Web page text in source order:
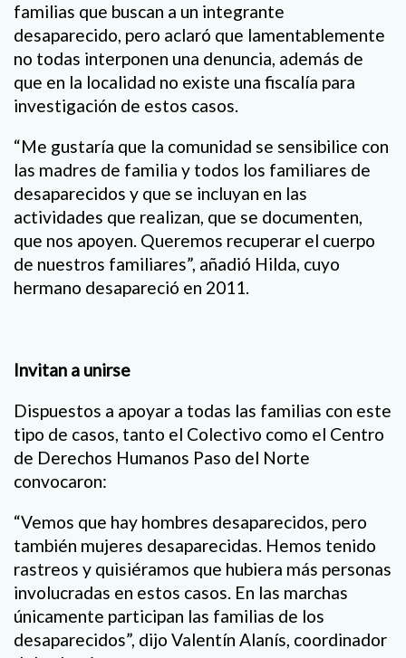
familias que buscan a un integrante
desaparecido, pero aclaró que lamentablemente
no todas interponen una denuncia, además de
que en la localidad no existe una fiscalía para
investigación de estos casos.
“Me gustaría que la comunidad se sensibilice con
las madres de familia y todos los familiares de
desaparecidos y que se incluyan en las
actividades que realizan, que se documenten,
que nos apoyen. Queremos recuperar el cuerpo
de nuestros familiares”, añadió Hilda, cuyo
hermano desapareció en 2011.
Invitan a unirse
Dispuestos a apoyar a todas las familias con este
tipo de casos, tanto el Colectivo como el Centro
de Derechos Humanos Paso del Norte
convocaron:
“Vemos que hay hombres desaparecidos, pero
también mujeres desaparecidas. Hemos tenido
rastreos y quisiéramos que hubiera más personas
involucradas en estos casos. En las marchas
únicamente participan las familias de los
desaparecidos”, dijo Valentín Alanís, coordinador